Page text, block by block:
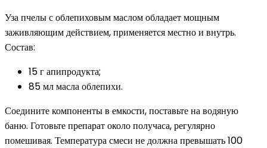
Уза пчелы с облепиховым маслом обладает мощным
заживляющим действием, применяется местно и внутрь.
Состав:
15 г апипродукта;
85 мл масла облепихи.
Соедините компоненты в емкости, поставьте на водяную
баню. Готовьте препарат около получаса, регулярно
помешивая. Температура смеси не должна превышать 100